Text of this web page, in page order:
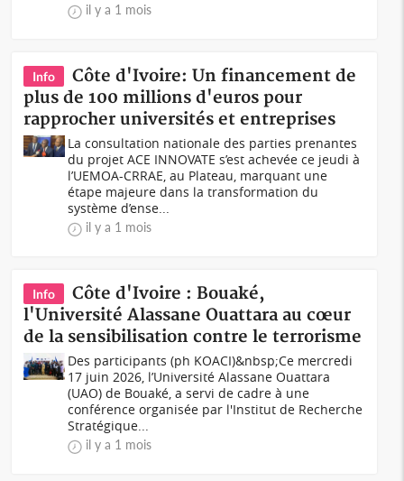
il y a 1 mois
Info
Côte d'Ivoire: Un financement de
plus de 100 millions d'euros pour
rapprocher universités et entreprises
La consultation nationale des parties prenantes
du projet ACE INNOVATE s’est achevée ce jeudi à
l’UEMOA-CRRAE, au Plateau, marquant une
étape majeure dans la transformation du
système d’ense...
il y a 1 mois
Info
Côte d'Ivoire : Bouaké,
l'Université Alassane Ouattara au cœur
de la sensibilisation contre le terrorisme
Des participants (ph KOACI)&nbsp;Ce mercredi
17 juin 2026, l’Université Alassane Ouattara
(UAO) de Bouaké, a servi de cadre à une
conférence organisée par l'Institut de Recherche
Stratégique...
il y a 1 mois